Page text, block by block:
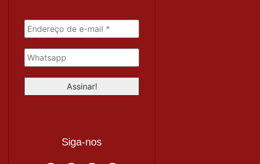
Siga-nos